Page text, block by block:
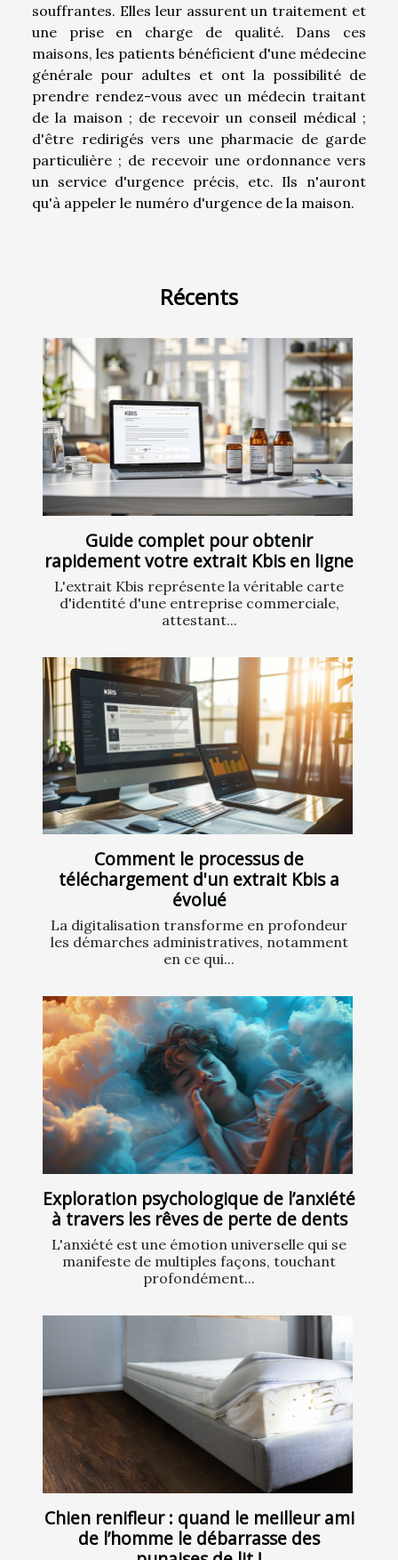
souffrantes. Elles leur assurent un traitement et
une prise en charge de qualité. Dans ces
maisons, les patients bénéficient d'une médecine
générale pour adultes et ont la possibilité de
prendre rendez-vous avec un médecin traitant
de la maison ; de recevoir un conseil médical ;
d'être redirigés vers une pharmacie de garde
particulière ; de recevoir une ordonnance vers
un service d'urgence précis, etc. Ils n'auront
qu'à appeler le numéro d'urgence de la maison.
Récents
Guide complet pour obtenir
rapidement votre extrait Kbis en ligne
L'extrait Kbis représente la véritable carte
d'identité d'une entreprise commerciale,
attestant...
Comment le processus de
téléchargement d'un extrait Kbis a
évolué
La digitalisation transforme en profondeur
les démarches administratives, notamment
en ce qui...
Exploration psychologique de l’anxiété
à travers les rêves de perte de dents
L'anxiété est une émotion universelle qui se
manifeste de multiples façons, touchant
profondément...
Chien renifleur : quand le meilleur ami
de l’homme le débarrasse des